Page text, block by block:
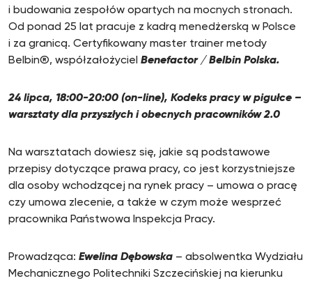
i budowania zespołów opartych na mocnych stronach.
Od ponad 25 lat pracuje z kadrą menedżerską w Polsce
i za granicą. Certyfikowany master trainer metody
Belbin®, współzałożyciel Benefactor / Belbin Polska.
24 lipca, 18:00-20:00 (on-line), Kodeks pracy w pigułce –
warsztaty dla przyszłych i obecnych pracowników 2.0
Na warsztatach dowiesz się, jakie są podstawowe
przepisy dotyczące prawa pracy, co jest korzystniejsze
dla osoby wchodzącej na rynek pracy – umowa o pracę
czy umowa zlecenie, a także w czym może wesprzeć
pracownika Państwowa Inspekcja Pracy.
Prowadząca: Ewelina Dębowska – absolwentka Wydziału
Mechanicznego Politechniki Szczecińskiej na kierunku